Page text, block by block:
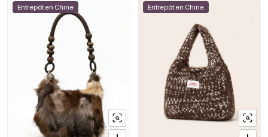
Entrepôt en Chine Entrepôt en Chine